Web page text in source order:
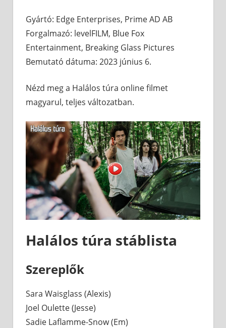
Gyártó: Edge Enterprises, Prime AD AB
Forgalmazó: levelFILM, Blue Fox
Entertainment, Breaking Glass Pictures
Bemutató dátuma: 2023 június 6.
Nézd meg a Halálos túra online filmet
magyarul, teljes változatban.
Halálos túra stáblista
Szereplők
Sara Waisglass (Alexis)
Joel Oulette (Jesse)
Sadie Laflamme-Snow (Em)